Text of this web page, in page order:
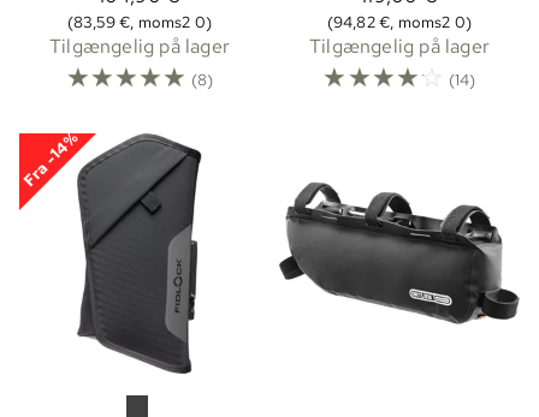
(83,59 €, moms2 0)
Tilgængelig på lager
☆☆☆☆☆ (8)
(94,82 €, moms2 0)
Tilgængelig på lager
☆☆☆☆☆ (14)
Fra -14%